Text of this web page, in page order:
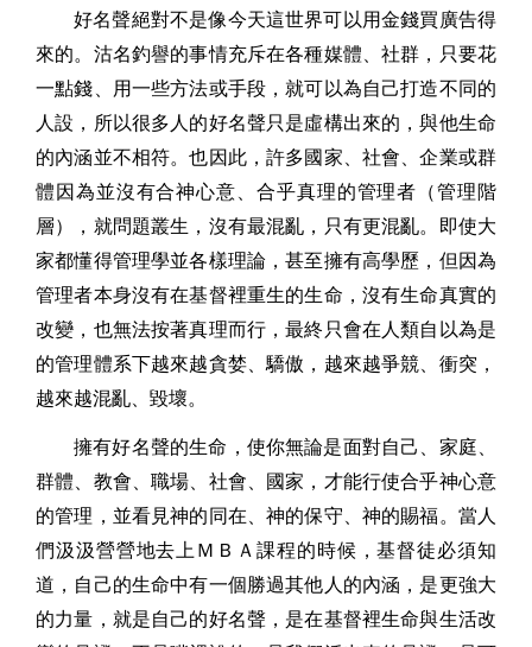
好名聲絕對不是像今天這世界可以用金錢買廣告得
來的。沽名釣譽的事情充斥在各種媒體、社群，只要花
一點錢、用一些方法或手段，就可以為自己打造不同的
人設，所以很多人的好名聲只是虛構出來的，與他生命
的內涵並不相符。也因此，許多國家、社會、企業或群
體因為並沒有合神心意、合乎真理的管理者（管理階
層），就問題叢生，沒有最混亂，只有更混亂。即使大
家都懂得管理學並各樣理論，甚至擁有高學歷，但因為
管理者本身沒有在基督裡重生的生命，沒有生命真實的
改變，也無法按著真理而行，最終只會在人類自以為是
的管理體系下越來越貪婪、驕傲，越來越爭競、衝突，
越來越混亂、毀壞。
擁有好名聲的生命，使你無論是面對自己、家庭、
群體、教會、職場、社會、國家，才能行使合乎神心意
的管理，並看見神的同在、神的保守、神的賜福。當人
們汲汲營營地去上ＭＢＡ課程的時候，基督徒必須知
道，自己的生命中有一個勝過其他人的內涵，是更強大
的力量，就是自己的好名聲，是在基督裡生命與生活改